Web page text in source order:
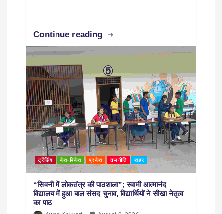
Continue reading
ट्रेंडिंग देश-विदेश प्रदेश राजनीति शहर
“सिवनी में लोकतंत्र की पाठशाला”; स्वामी आत्मानंद
विद्यालय में हुआ बाल संसद चुनाव, विद्यार्थियों ने सीखा नेतृत्व
का पाठ